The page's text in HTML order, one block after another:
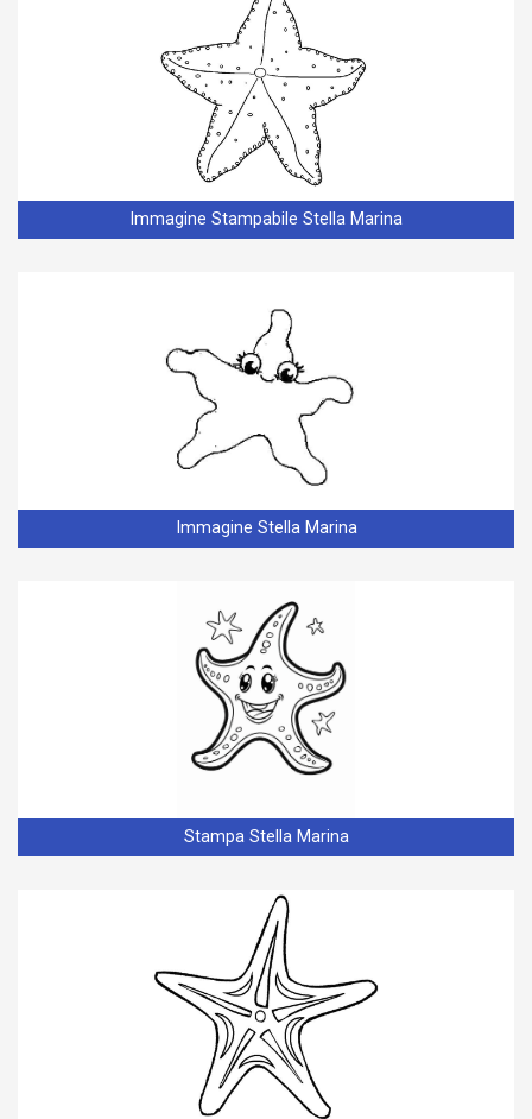
Immagine Stampabile Stella Marina
Immagine Stella Marina
Stampa Stella Marina